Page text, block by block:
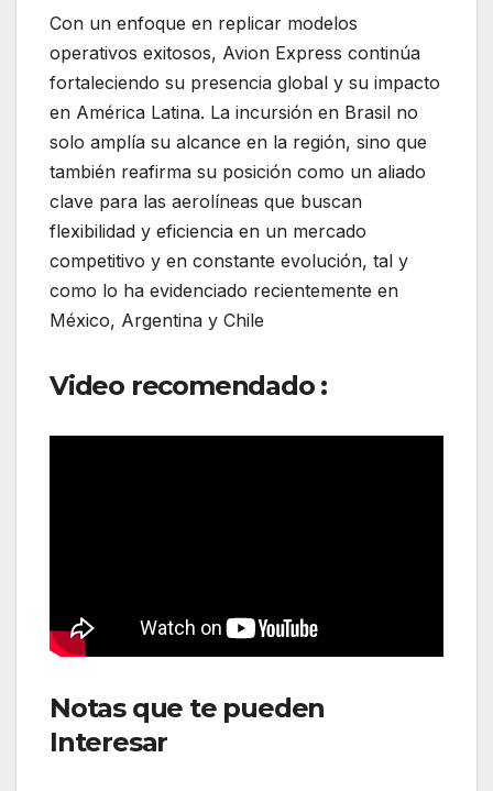
Con un enfoque en replicar modelos
operativos exitosos, Avion Express continúa
fortaleciendo su presencia global y su impacto
en América Latina. La incursión en Brasil no
solo amplía su alcance en la región, sino que
también reafirma su posición como un aliado
clave para las aerolíneas que buscan
flexibilidad y eficiencia en un mercado
competitivo y en constante evolución, tal y
como lo ha evidenciado recientemente en
México, Argentina y Chile
Video recomendado :
Notas que te pueden
Interesar